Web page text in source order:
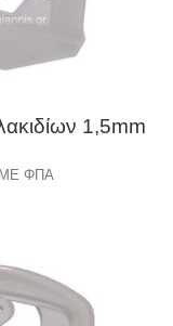
1,5mm
ΜΕ ΦΠΑ